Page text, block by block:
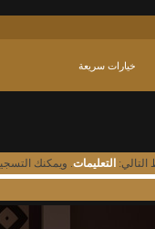
خيارات سريعة
التالي: التعليمات. ويمكنك